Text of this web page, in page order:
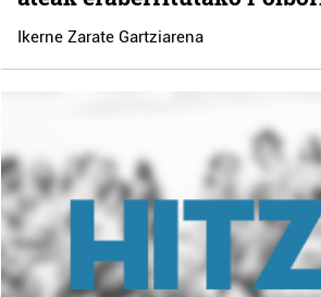
Ikerne Zarate Gartziarena